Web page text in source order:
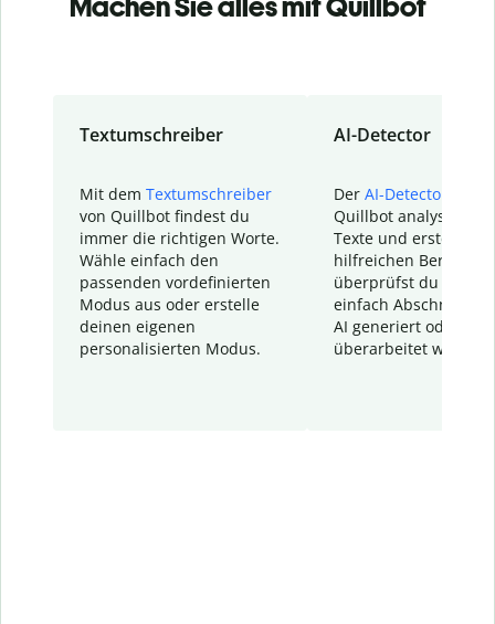
Textumschreiber
Mit dem Textumschreiber
von Quillbot findest du
immer die richtigen Worte.
Wähle einfach den
passenden vordefinierten
Modus aus oder erstelle
deinen eigenen
personalisierten Modus.
AI-Detector
Der AI-Detector
Quillbot analysiert
Texte und erstellt
hilfreichen Bericht.
überprüfst du
einfach Abschnitte,
AI generiert oder
überarbeitet wurden.